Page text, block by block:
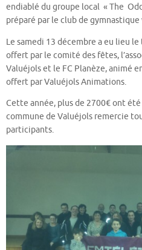
endiablé du groupe local « The
préparé par le club de
Le samedi 13 décembre a eu lieu
offert par le comité des fêtes,
Valuéjols et le FC Planèze, animé
offert par Valuéjols Animations.
Cette année, plus de 2700€ ont
commune de Valuéjols remercie
participants.